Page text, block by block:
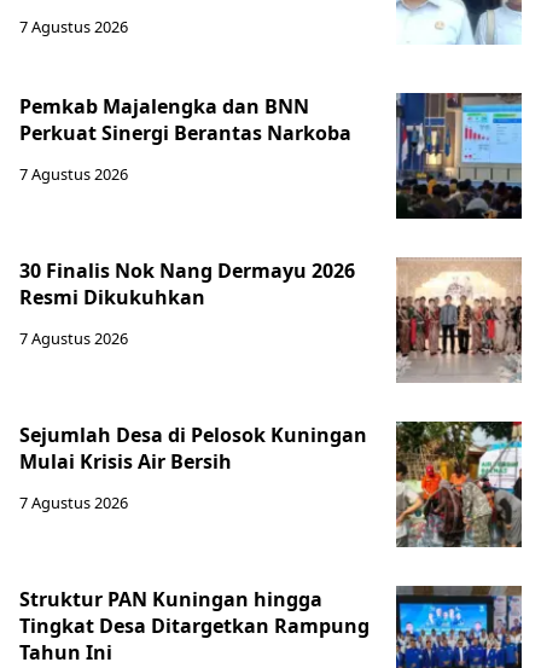
7 Agustus 2026
Pemkab Majalengka dan BNN
Perkuat Sinergi Berantas Narkoba
7 Agustus 2026
30 Finalis Nok Nang Dermayu 2026
Resmi Dikukuhkan
7 Agustus 2026
Sejumlah Desa di Pelosok Kuningan
Mulai Krisis Air Bersih
7 Agustus 2026
Struktur PAN Kuningan hingga
Tingkat Desa Ditargetkan Rampung
Tahun Ini